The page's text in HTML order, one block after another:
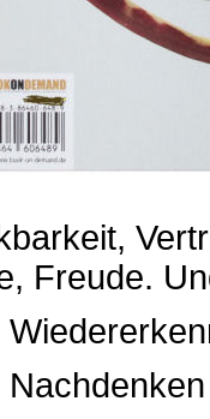
Freude.
Nachdenken